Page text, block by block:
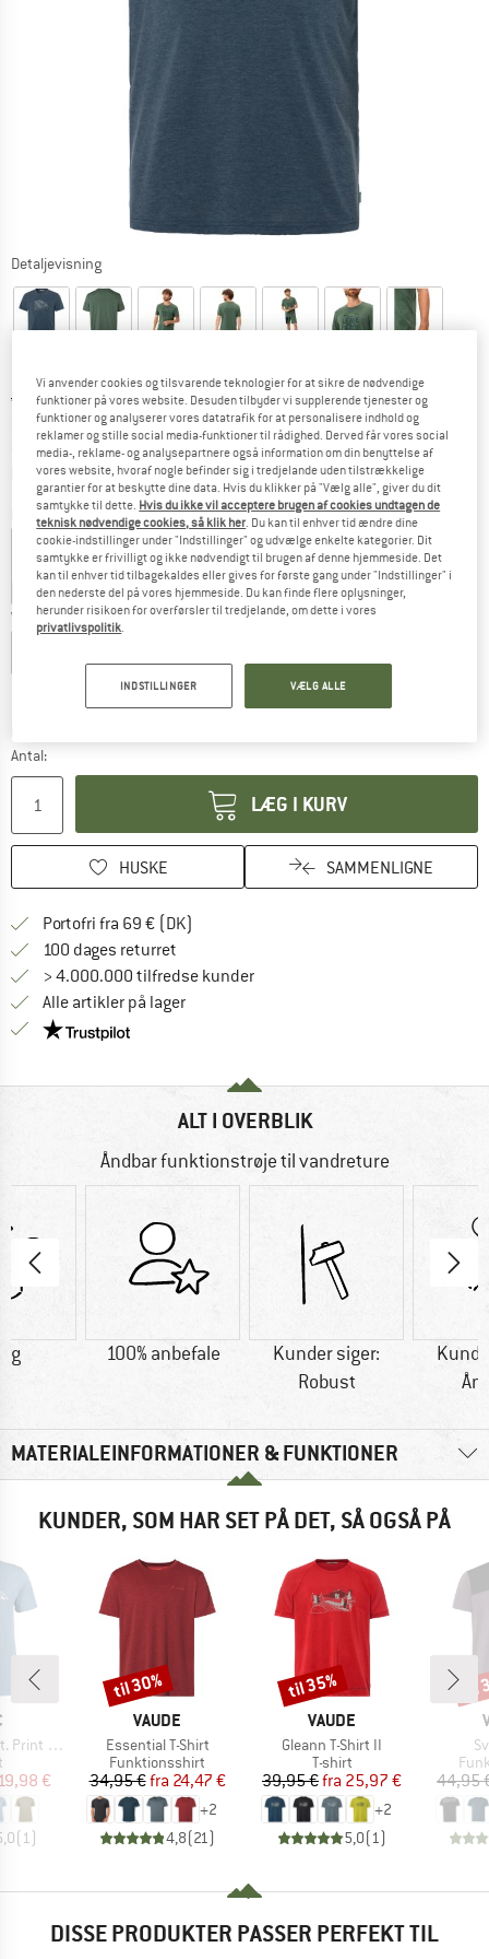
Detaljevisning
Original pris :
49,95€
Pris:
37,46€ inkl. moms.
KR280,04
plus ForsendelsesomkostningerOplysninger om
Farve:Dark Sea / Dark Sea
25% 25% 25% 25%
Vælg en størrelse:
Antal:
LÆG I KURV
HUSKE SAMMENLIGNE
Portofri fra 69 € (DK)
100 dages returret
> 4.000.000 tilfredse kunder
Alle artikler på lager
Vi er Trustpilot-certificeret - oplysningerne får du
ALT I OVERBLIK
Åndbar funktionstrøje til vandreture
g 100% anbefale
Kunder siger:
Robust
MATERIALEINFORMATIONER & FUNKTIONER
KUNDER, SOM HAR SET PÅ DET, SÅ OGSÅ PÅ
Tee
pris
€
( 1)
MÆRKE
VAUDE
Artikel
Essential T-Shirt
Produktgruppe
Funktionsshirt
Pris
34,95 € Nedsat pris
fra 24,47 €
+2
4,8(21)
Rabat
til 30%
MÆRKE
VAUDE
Artikel
Gleann T-Shirt II
Produktgruppe
T-shirt
Pris
39,95 € Nedsat pris
fra 25,97 €
+2
5,0( 1)
Rabat
til 35%
44,95
DISSE PRODUKTER PASSER PERFEKT TIL
Vi anvender cookies og tilsvarende teknologier for at sikre de nødvendige
funktioner på vores website. Desuden tilbyder vi supplerende tjenester og
funktioner og analyserer vores datatrafik for at personalisere indhold og
reklamer og stille social media-funktioner til rådighed. Derved får vores social
media-, reklame- og analysepartnere også information om din benyttelse af
vores website, hvoraf nogle befinder sig i tredjelande uden tilstrækkelige
garantier for at beskytte dine data. Hvis du klikker på "Vælg alle", giver du dit
samtykke til dette. Hvis du ikke vil acceptere brugen af cookies undtagen de
teknisk nødvendige cookies, så klik her . Du kan til enhver tid ændre dine
cookie-indstillinger under "Indstillinger" og udvælge enkelte kategorier. Dit
samtykke er frivilligt og ikke nødvendigt til brugen af denne hjemmeside. Det
kan til enhver tid tilbagekaldes eller gives for første gang under "Indstillinger" i
den nederste del på vores hjemmeside. Du kan finde flere oplysninger,
herunder risikoen for overførsler til tredjelande, om dette i vores
privatlivspolitik
INDSTILLINGER VÆLG ALLE